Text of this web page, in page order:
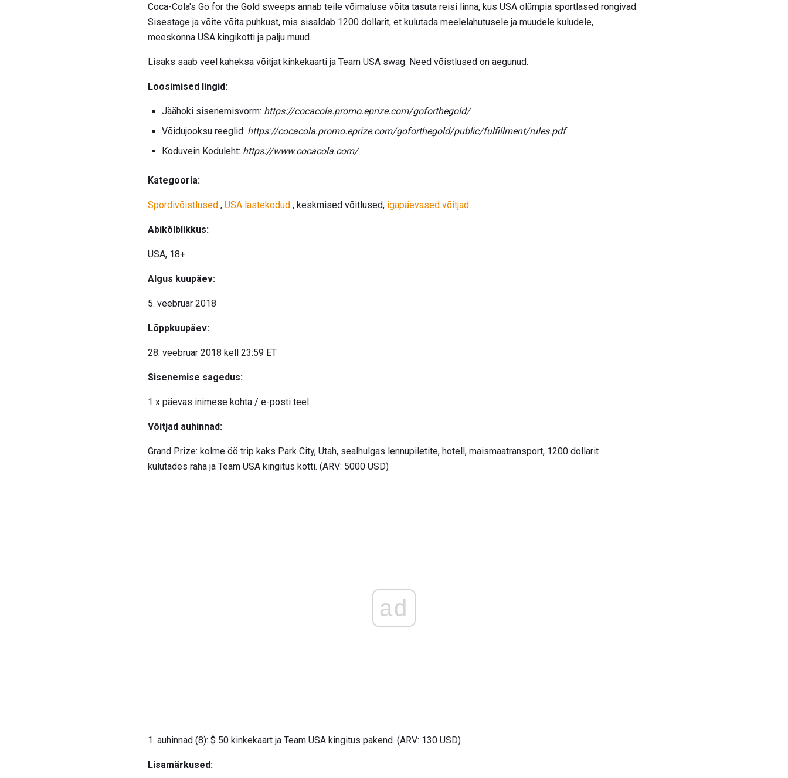
Coca-Cola's Go for the Gold sweeps annab teile võimaluse võita tasuta reisi linna, kus USA olümpia sportlased rongivad.
Sisestage ja võite võita puhkust, mis sisaldab 1200 dollarit, et kulutada meelelahutusele ja muudele kuludele,
meeskonna USA kingikotti ja palju muud.
Lisaks saab veel kaheksa võitjat kinkekaarti ja Team USA swag. Need võistlused on aegunud.
Loosimised lingid:
Jäähoki sisenemisvorm: https://cocacola.promo.eprize.com/goforthegold/
Võidujooksu reeglid: https://cocacola.promo.eprize.com/goforthegold/public/fulfillment/rules.pdf
Koduvein Koduleht: https://www.cocacola.com/
Kategooria:
Spordivõistlused , USA lastekodud , keskmised võitlused, igapäevased võitjad
Abikõlblikkus:
USA, 18+
Algus kuupäev:
5. veebruar 2018
Lõppkuupäev:
28. veebruar 2018 kell 23:59 ET
Sisenemise sagedus:
1 x päevas inimese kohta / e-posti teel
Võitjad auhinnad:
Grand Prize: kolme öö trip kaks Park City, Utah, sealhulgas lennupiletite, hotell, maismaatransport, 1200 dollarit
kulutades raha ja Team USA kingitus kotti. (ARV: 5000 USD)
ad
1. auhinnad (8): $ 50 kinkekaart ja Team USA kingitus pakend. (ARV: 130 USD)
Lisamärkused: